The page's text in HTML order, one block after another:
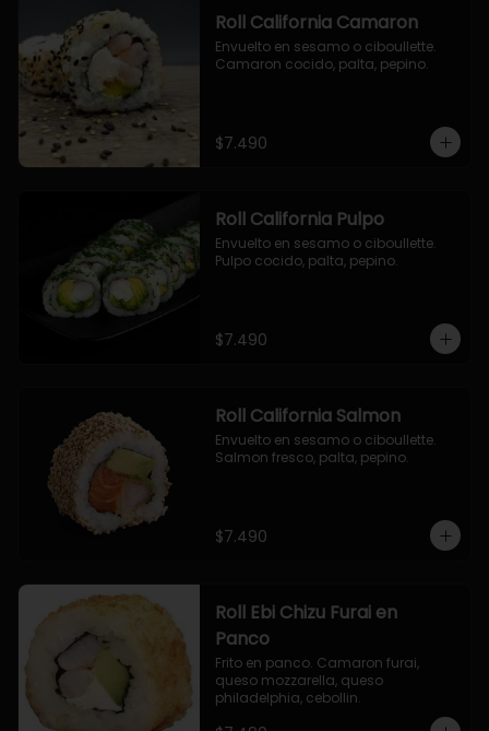
Roll California Camaron
Envuelto en sesamo o ciboullette.
Camaron cocido, palta, pepino.
$7.490
Roll California Pulpo
Envuelto en sesamo o ciboullette.
Pulpo cocido, palta, pepino.
$7.490
Roll California Salmon
Envuelto en sesamo o ciboullette.
Salmon fresco, palta, pepino.
$7.490
Roll Ebi Chizu Furai en
Panco
Frito en panco. Camaron furai,
queso mozzarella, queso
philadelphia, cebollin.